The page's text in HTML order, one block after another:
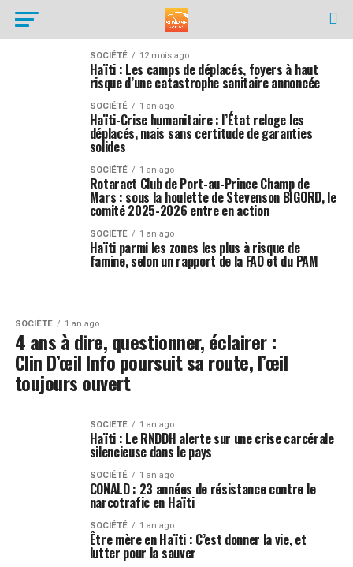
SOCIÉTÉ 12 mois ago
Haïti : Les camps de déplacés, foyers à haut
risque d’une catastrophe sanitaire annoncée
SOCIÉTÉ 1 an ago
Haïti-Crise humanitaire : l’État reloge les
déplacés, mais sans certitude de garanties
solides
SOCIÉTÉ 1 an ago
Rotaract Club de Port-au-Prince Champ de
Mars : sous la houlette de Stevenson BIGORD, le
comité 2025-2026 entre en action
SOCIÉTÉ 1 an ago
Haïti parmi les zones les plus à risque de
famine, selon un rapport de la FAO et du PAM
SOCIÉTÉ 1 an ago
4 ans à dire, questionner, éclairer :
Clin D’œil Info poursuit sa route, l’œil
toujours ouvert
SOCIÉTÉ 1 an ago
Haïti : Le RNDDH alerte sur une crise carcérale
silencieuse dans le pays
SOCIÉTÉ 1 an ago
CONALD : 23 années de résistance contre le
narcotrafic en Haïti
SOCIÉTÉ 1 an ago
Être mère en Haïti : C’est donner la vie, et
lutter pour la sauver